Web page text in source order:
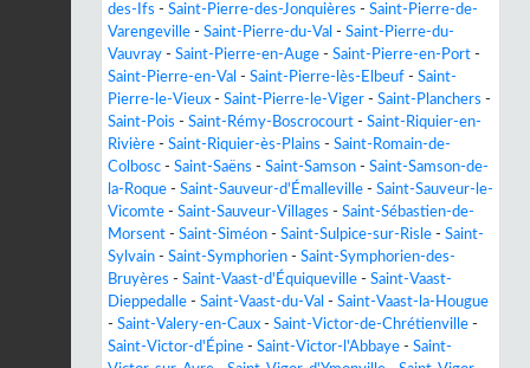
des-Ifs - Saint-Pierre-des-Jonquières - Saint-Pierre-de-
Varengeville - Saint-Pierre-du-Val - Saint-Pierre-du-
Vauvray - Saint-Pierre-en-Auge - Saint-Pierre-en-Port -
Saint-Pierre-en-Val - Saint-Pierre-lès-Elbeuf - Saint-
Pierre-le-Vieux - Saint-Pierre-le-Viger - Saint-Planchers -
Saint-Pois - Saint-Rémy-Boscrocourt - Saint-Riquier-en-
Rivière - Saint-Riquier-ès-Plains - Saint-Romain-de-
Colbosc - Saint-Saëns - Saint-Samson - Saint-Samson-de-
la-Roque - Saint-Sauveur-d'Émalleville - Saint-Sauveur-le-
Vicomte - Saint-Sauveur-Villages - Saint-Sébastien-de-
Morsent - Saint-Siméon - Saint-Sulpice-sur-Risle - Saint-
Sylvain - Saint-Symphorien - Saint-Symphorien-des-
Bruyères - Saint-Vaast-d'Équiqueville - Saint-Vaast-
Dieppedalle - Saint-Vaast-du-Val - Saint-Vaast-la-Hougue
- Saint-Valery-en-Caux - Saint-Victor-de-Chrétienville -
Saint-Victor-d'Épine - Saint-Victor-l'Abbaye - Saint-